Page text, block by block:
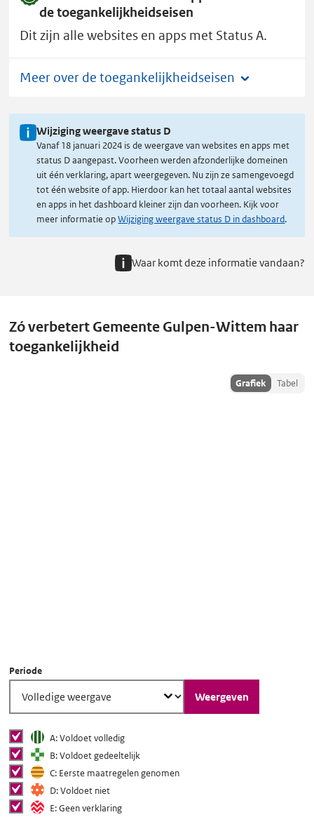
de toegankelijkheidseisen
Dit zijn alle websites en apps met Status A.
Meer over de toegankelijkheidseisen
Wijziging weergave status D
Vanaf 18 januari 2024 is de weergave van websites en apps met
status D aangepast. Voorheen werden afzonderlijke domeinen
uit één verklaring, apart weergegeven. Nu zijn ze samengevoegd
tot één website of app. Hierdoor kan het totaal aantal websites
en apps in het dashboard kleiner zijn dan voorheen. Kijk voor
meer informatie opWijziging weergave status D in dashboard.
Waar komt deze informatie vandaan?
Zó verbetert Gemeente Gulpen-Wittem haar
toegankelijkheid
Toon
Grafiek Tabel
Periode
Weergeven
Status van toegankelijkheid
Status van
toegankelijkheid
tonen in grafiek
A: Voldoet volledigtonen
B: Voldoet gedeeltelijk
C: Eerste maatregelen genomentonen
D: Voldoet niettonen
E: Geen verklaringtonen